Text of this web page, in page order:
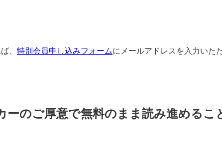
、 特別会員申し込みフォームにメールアドレスを入力いた
のご厚意で無料のまま読み進めるこ